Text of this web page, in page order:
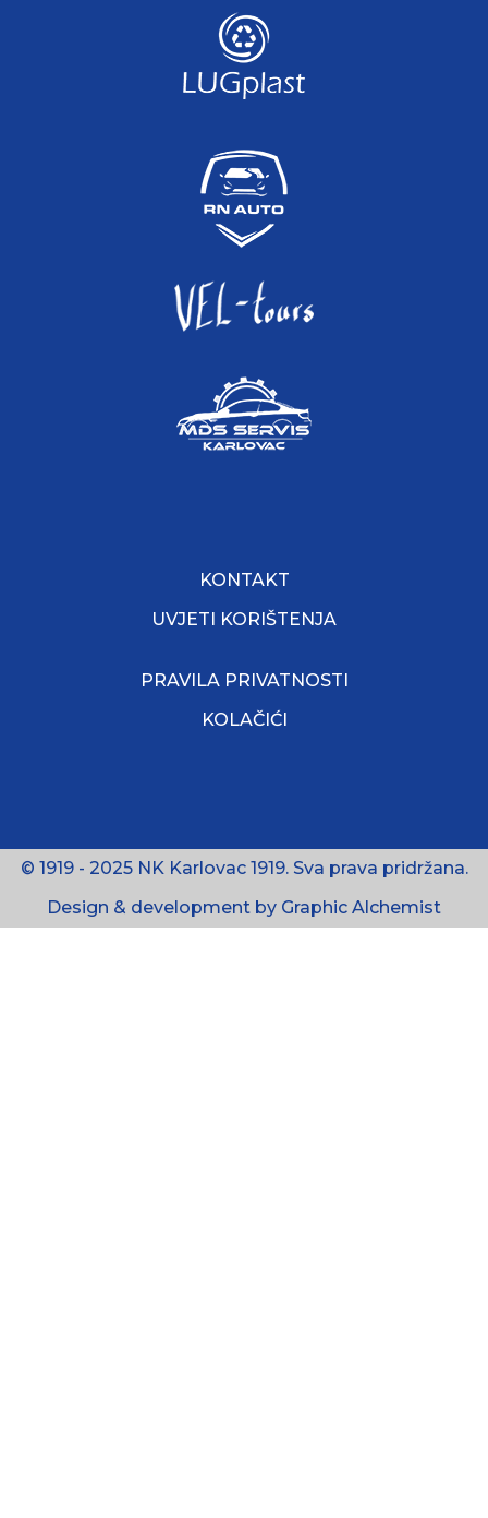
KONTAKT
UVJETI KORIŠTENJA
PRAVILA PRIVATNOSTI
KOLAČIĆI
© 1919 - 2025 NK Karlovac 1919. Sva prava pridržana.
Design & development by Graphic Alchemist